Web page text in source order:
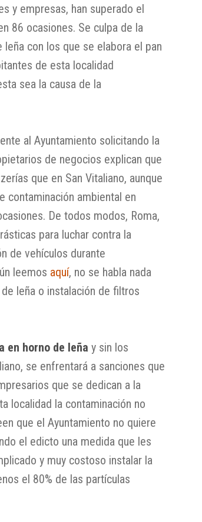
y empresas, han superado el
86 ocasiones. Se culpa de la
con los que se elabora el pan
de esta localidad
sea la causa de la
al Ayuntamiento solicitando la
de negocios explican que
que en San Vitaliano, aunque
contaminación ambiental en
De todos modos, Roma,
para luchar contra la
de vehículos durante
leemos aquí, no se habla nada
leña o instalación de filtros
en horno de leña y sin los
se enfrentará a sanciones que
que se dedican a la
localidad la contaminación no
que el Ayuntamiento no quiere
el edicto una medida que les
y muy costoso instalar la
el 80% de las partículas